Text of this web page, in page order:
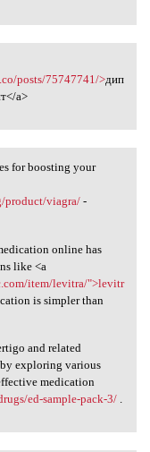
posts/75747741/>дип
a>
for
for boosting your
product/viagra/-
online has
like <a
item/levitra/">levitr
is simpler than
and related
exploring various
medication
ed-sample-pack-3/.